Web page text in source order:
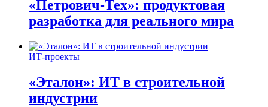
«Петрович-Тех»: продуктовая
разработка для реального мира
ИТ-проекты
«Эталон»: ИТ в строительной
индустрии